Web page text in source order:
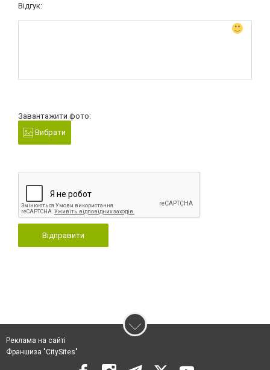
Відгук:
Завантажити фото:
Вибрати
Відправити
Реклама на сайті
Франшиза "CitySites"